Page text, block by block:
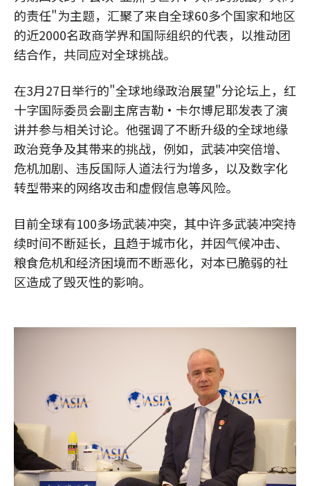
的责任"为主题，汇聚了来自全球60多个国家和地区
的近2000名政商学界和国际组织的代表，以推动团
结合作，共同应对全球挑战。
在3月27日举行的"全球地缘政治展望"分论坛上，红
十字国际委员会副主席吉勒·卡尔博尼耶发表了演
讲并参与相关讨论。他强调了不断升级的全球地缘
政治竞争及其带来的挑战，例如，武装冲突倍增、
危机加剧、违反国际人道法行为增多，以及数字化
转型带来的网络攻击和虚假信息等风险。
目前全球有100多场武装冲突，其中许多武装冲突持
续时间不断延长，且趋于城市化，并因气候冲击、
粮食危机和经济困境而不断恶化，对本已脆弱的社
区造成了毁灭性的影响。